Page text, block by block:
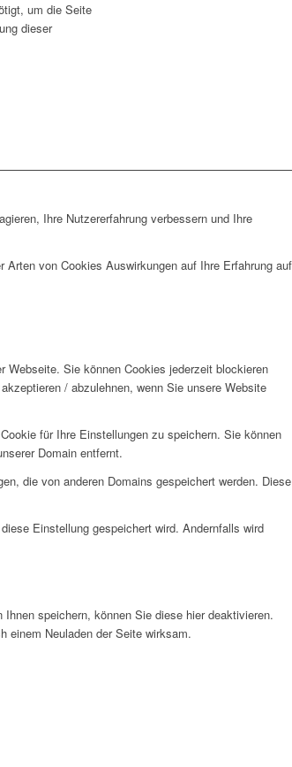
um die Seite
dieser
Ihre Nutzererfahrung verbessern und Ihre
von Cookies Auswirkungen auf Ihre Erfahrung auf
Webseite. Sie können Cookies jederzeit blockieren
/ abzulehnen, wenn Sie unsere Website
für Ihre Einstellungen zu speichern. Sie können
Domain entfernt.
die von anderen Domains gespeichert werden. Diese
Einstellung gespeichert wird. Andernfalls wird
speichern, können Sie diese hier deaktivieren.
einem Neuladen der Seite wirksam.